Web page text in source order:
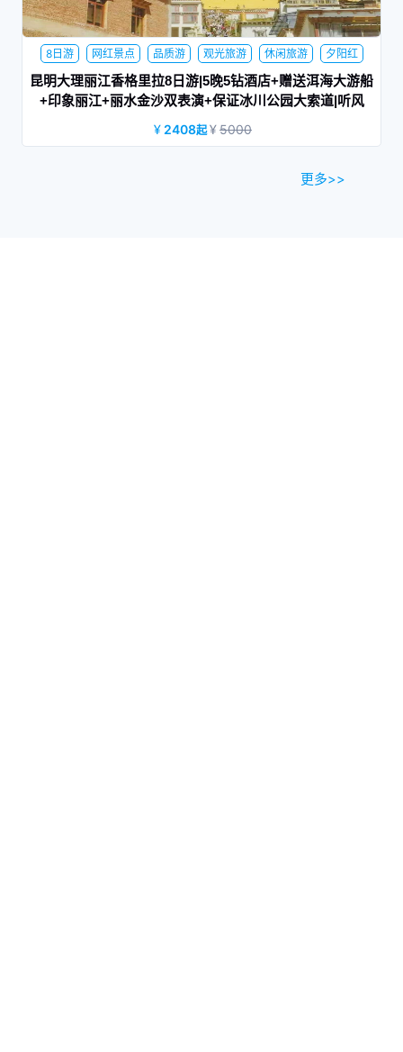
独克宗古城是中国保存得最好最大的藏民居群独克宗古城有一
8日游 网红景点 品质游 观光旅游 休闲旅游
夕阳红
家庭旅行
商务旅游 蜜月旅行
昆明大理丽江香格里拉8日游|5晚5钻酒店+赠送洱海大游船
+印象丽江+丽水金沙双表演+保证冰川公园大索道|听风
2408起 5000
更多>>